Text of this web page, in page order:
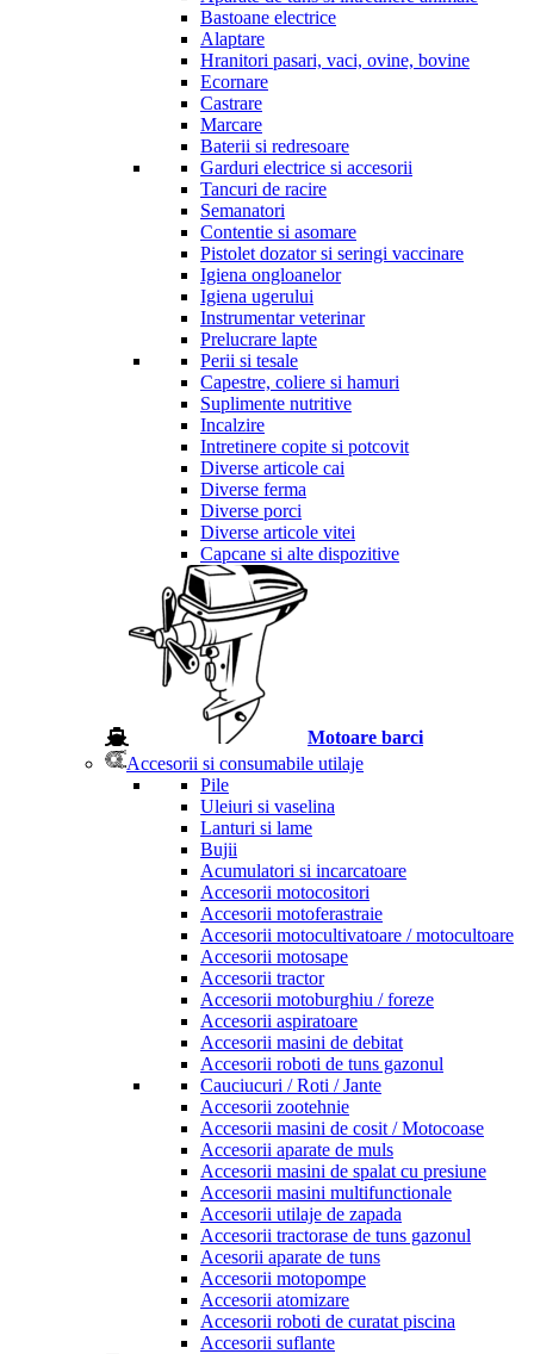
Bastoane electrice
Alaptare
Hranitori pasari, vaci, ovine, bovine
Ecornare
Castrare
Marcare
Baterii si redresoare
Garduri electrice si accesorii
Tancuri de racire
Semanatori
Contentie si asomare
Pistolet dozator si seringi vaccinare
Igiena ongloanelor
Igiena ugerului
Instrumentar veterinar
Prelucrare lapte
Perii si tesale
Capestre, coliere si hamuri
Suplimente nutritive
Incalzire
Intretinere copite si potcovit
Diverse articole cai
Diverse ferma
Diverse porci
Diverse articole vitei
Capcane si alte dispozitive
Motoare barci
Accesorii si consumabile utilaje
Pile
Uleiuri si vaselina
Lanturi si lame
Bujii
Acumulatori si incarcatoare
Accesorii motocositori
Accesorii motoferastraie
Accesorii motocultivatoare / motocultoare
Accesorii motosape
Accesorii tractor
Accesorii motoburghiu / foreze
Accesorii aspiratoare
Accesorii masini de debitat
Accesorii roboti de tuns gazonul
Cauciucuri / Roti / Jante
Accesorii zootehnie
Accesorii masini de cosit / Motocoase
Accesorii aparate de muls
Accesorii masini de spalat cu presiune
Accesorii masini multifunctionale
Accesorii utilaje de zapada
Accesorii tractorase de tuns gazonul
Acesorii aparate de tuns
Accesorii motopompe
Accesorii atomizare
Accesorii roboti de curatat piscina
Accesorii suflante